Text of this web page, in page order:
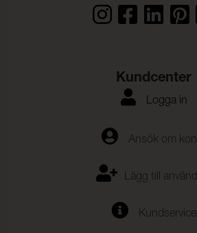
Kundcenter
Logga in
Ansök om
Lägg till
Kundservice